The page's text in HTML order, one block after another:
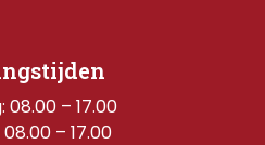
08.00 – 17.00
08.00 – 17.00